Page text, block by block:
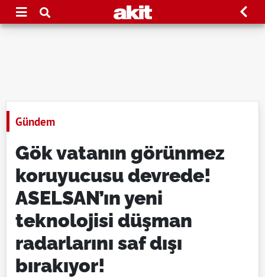
Gündem
Gök vatanın görünmez
koruyucusu devrede!
ASELSAN’ın yeni
teknolojisi düşman
radarlarını saf dışı
bırakıyor!